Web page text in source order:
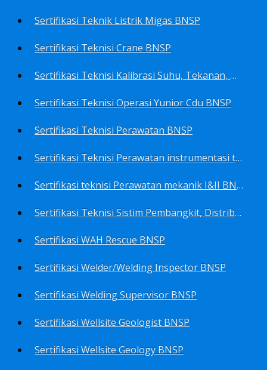
Sertifikasi Teknik Listrik Migas BNSP
Sertifikasi Teknisi Crane BNSP
Sertifikasi Teknisi Kalibrasi Suhu, Tekanan, Densitas, Volume BNSP
Sertifikasi Teknisi Operasi Yunior Cdu BNSP
Sertifikasi Teknisi Perawatan BNSP
Sertifikasi Teknisi Perawatan instrumentasi tingkat I BNSP
Sertifikasi teknisi Perawatan mekanik I&II BNSP
Sertifikasi Teknisi Sistim Pembangkit, Distribusi, Utilitas BNSP
Sertifikasi WAH Rescue BNSP
Sertifikasi Welder/Welding Inspector BNSP
Sertifikasi Welding Supervisor BNSP
Sertifikasi Wellsite Geologist BNSP
Sertifikasi Wellsite Geology BNSP